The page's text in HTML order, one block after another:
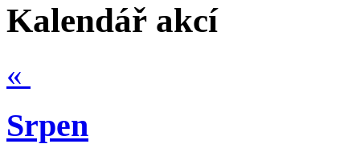
Kalendář akcí
«
Srpen